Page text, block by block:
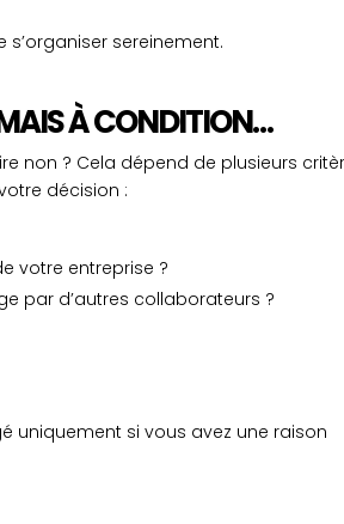
sereinement.
À CONDITION…
non ? Cela dépend de plusieurs
décision :
votre entreprise ?
par d’autres collaborateurs ?
uniquement si vous avez une raison